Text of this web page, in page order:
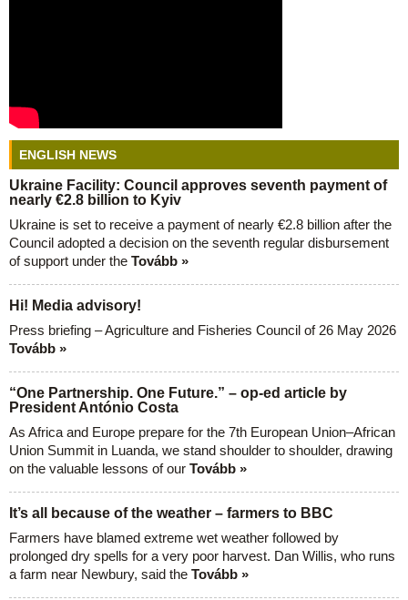
ENGLISH NEWS
Ukraine Facility: Council approves seventh payment of
nearly €2.8 billion to Kyiv
Ukraine is set to receive a payment of nearly €2.8 billion after the
Council adopted a decision on the seventh regular disbursement
of support under the Tovább »
Hi! Media advisory!
Press briefing – Agriculture and Fisheries Council of 26 May 2026
Tovább »
“One Partnership. One Future.” – op-ed article by
President António Costa
As Africa and Europe prepare for the 7th European Union–African
Union Summit in Luanda, we stand shoulder to shoulder, drawing
on the valuable lessons of our Tovább »
It’s all because of the weather – farmers to BBC
Farmers have blamed extreme wet weather followed by
prolonged dry spells for a very poor harvest. Dan Willis, who runs
a farm near Newbury, said the Tovább »